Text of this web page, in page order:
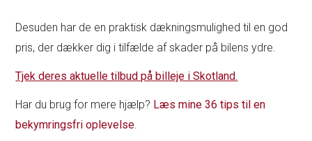
Desuden har de en praktisk dækningsmulighed til en god
pris, der dækker dig i tilfælde af skader på bilens ydre.
Tjek deres aktuelle tilbud på billeje i Skotland.
Har du brug for mere hjælp? Læs mine 36 tips til en
bekymringsfri oplevelse.